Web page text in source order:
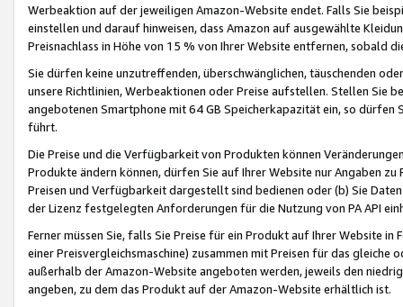
Werbeaktion auf der jeweiligen Amazon-Website endet. Falls Sie
einstellen und darauf hinweisen, dass Amazon auf ausgewählte
Preisnachlass in Höhe von 15 % von Ihrer Website entfernen, sobald
Sie dürfen keine unzutreffenden, überschwänglichen, täuschenden
unsere Richtlinien, Werbeaktionen oder Preise aufstellen. Stellen Sie
angebotenen Smartphone mit 64 GB Speicherkapazität ein, so dürfen
führt.
Die Preise und die Verfügbarkeit von Produkten können
Produkte ändern können, dürfen Sie auf Ihrer Website nur Angaben
Preisen und Verfügbarkeit dargestellt sind bedienen oder (b) Sie
der Lizenz festgelegten Anforderungen für die Nutzung von PA API
Ferner müssen Sie, falls Sie Preise für ein Produkt auf Ihrer Website
einer Preisvergleichsmaschine) zusammen mit Preisen für das
außerhalb der Amazon-Website angeboten werden, jeweils den
angeben, zu dem das Produkt auf der Amazon-Website erhältlich ist.